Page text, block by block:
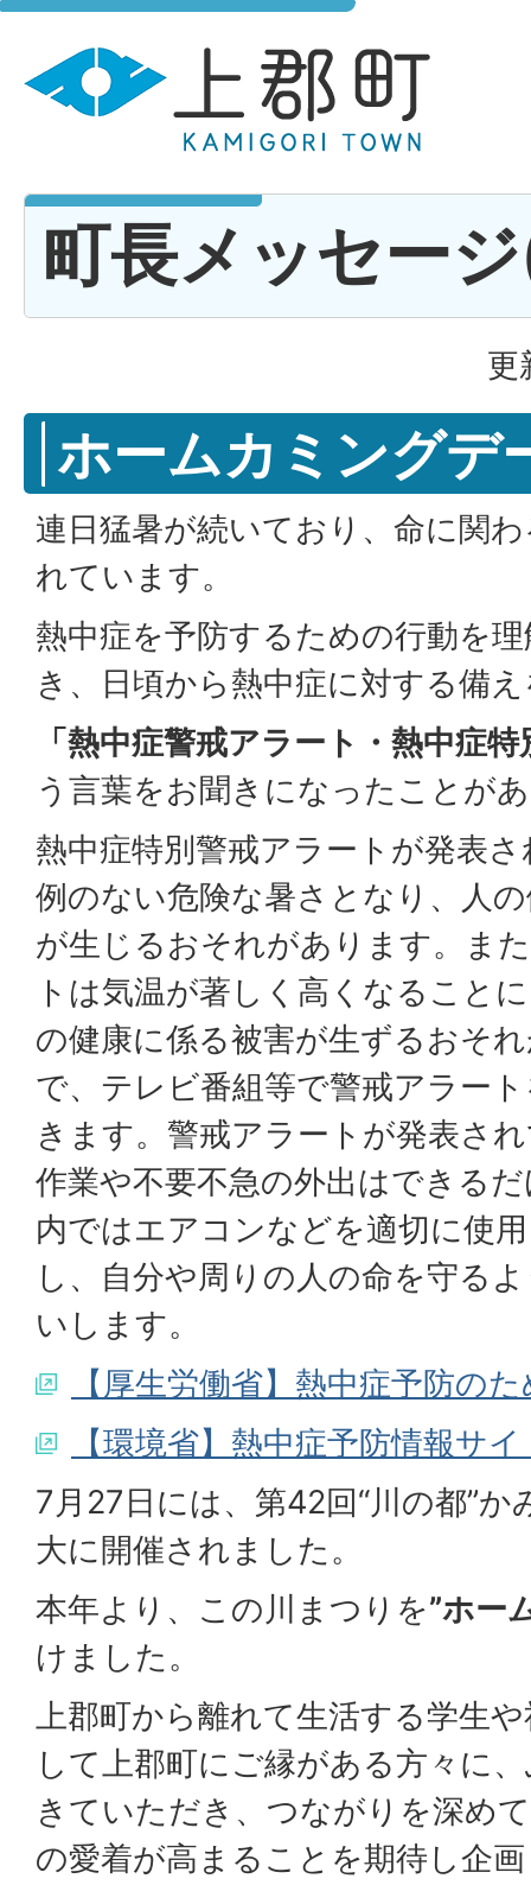
町長メッセー
更
ホームカミングデ
連日猛暑が続いており、命に関
れています。
熱中症を予防するための行動を
き、日頃から熱中症に対する備
「熱中症警戒アラート・熱中症
う言葉をお聞きになったことが
熱中症特別警戒アラートが発表
例のない危険な暑さとなり、人
が生じるおそれがあります。ま
トは気温が著しく高くなること
の健康に係る被害が生ずるおそ
で、テレビ番組等で警戒アラー
きます。警戒アラートが発表さ
作業や不要不急の外出はできる
内ではエアコンなどを適切に使
し、自分や周りの人の命を守る
いします。
【厚生労働省】熱中症予防の
【環境省】熱中症予防情報サ
7月27日には、第42回“川の都”
大に開催されました。
本年より、この川まつりを”ホー
けました。
上郡町から離れて生活する学生
して上郡町にご縁がある方々に
きていただき、つながりを深め
の愛着が高まることを期待し企